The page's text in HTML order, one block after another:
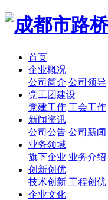
首页
企业概况
公司简介 公司领导
党工团建设
党建工作 工会工作
新闻资讯
公司公告 公司新闻
业务领域
旗下企业 业务介绍
创新创优
技术创新 工程创优
企业文化